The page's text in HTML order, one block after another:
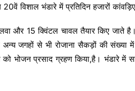
विशाल भंडारे में प्रतिदिन हजारों
और 15 क्विंटल चावल तैयार किए
जगहों से भी रोजाना सैकड़ों की संख्या
प्रसाद ग्रहण किया,है। भंडारे में